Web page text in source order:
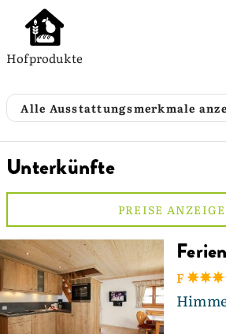
Hofprodukte
Alle Ausstattungsmerkmale
Unterkünfte
PREISE
F